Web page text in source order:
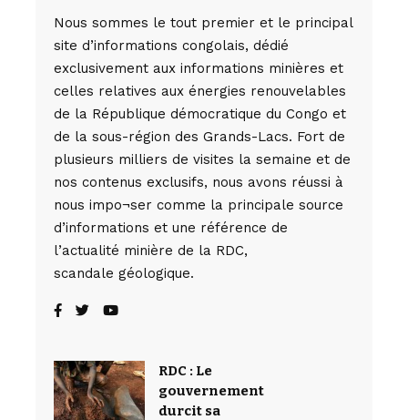
Nous sommes le tout premier et le principal
site d’informations congolais, dédié
exclusivement aux informations minières et
celles relatives aux énergies renouvelables
de la République démocratique du Congo et
de la sous-région des Grands-Lacs. Fort de
plusieurs milliers de visites la semaine et de
nos contenus exclusifs, nous avons réussi à
nous impo¬ser comme la principale source
d’informations et une référence de
l’actualité minière de la RDC,
scandale géologique.
RDC : Le
gouvernement
durcit sa